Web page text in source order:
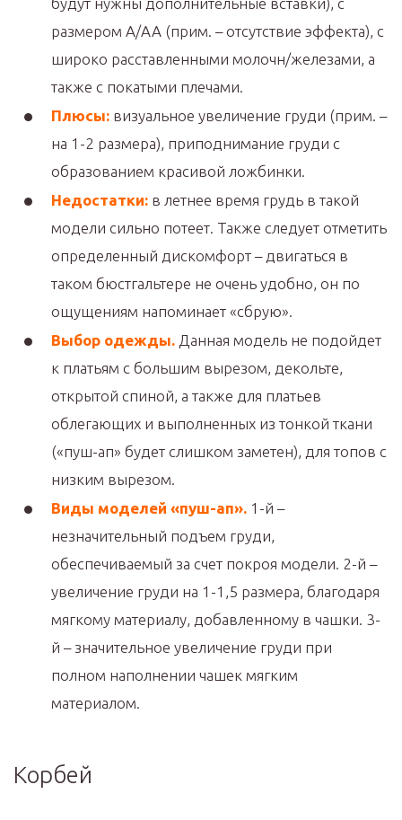
размером А/АА (прим. – отсутствие эффекта), с
широко расставленными молочн/железами, а
также с покатыми плечами.
Плюсы: визуальное увеличение груди (прим. –
на 1-2 размера), приподнимание груди с
образованием красивой ложбинки.
Недостатки: в летнее время грудь в такой
модели сильно потеет. Также следует отметить
определенный дискомфорт – двигаться в
таком бюстгальтере не очень удобно, он по
ощущениям напоминает «сбрую».
Выбор одежды. Данная модель не подойдет
к платьям с большим вырезом, декольте,
открытой спиной, а также для платьев
облегающих и выполненных из тонкой ткани
(«пуш-ап» будет слишком заметен), для топов с
низким вырезом.
Виды моделей «пуш-ап». 1-й –
незначительный подъем груди,
обеспечиваемый за счет покроя модели. 2-й –
увеличение груди на 1-1,5 размера, благодаря
мягкому материалу, добавленному в чашки. 3-
й – значительное увеличение груди при
полном наполнении чашек мягким
материалом.
Корбей